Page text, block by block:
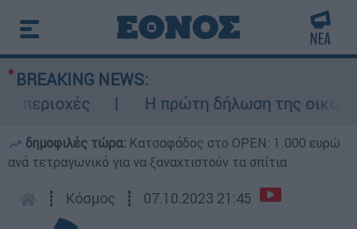
BREAKING NEWS:
Η πρώτη δήλωση της
δημοφιλές τώρα: Κατσαφάδος στο OPEN: 1.000 ευρώ
ανά τετραγωνικό για να ξαναχτιστούν τα σπίτια
┋ Κόσμος ┋ 07.10.2023 21:45